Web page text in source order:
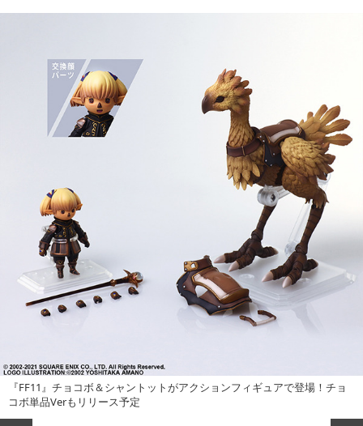
『FF11』チョコボ＆シャントットがアクションフィギュアで登場！チョ
コボ単品Verもリリース予定